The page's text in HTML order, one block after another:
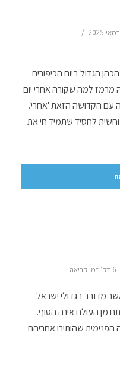
הגדול ביום הכיפורים
למה שקורה אחרי יום
עם הקדושה הזאת 'אחרי'.
לחסיד שתמיד חי את
6 דק׳ זמן קריאה
מדובר בגדולי ישראל
מן העולם אינה הסוף.
הפנימית שהותירו אחריהם